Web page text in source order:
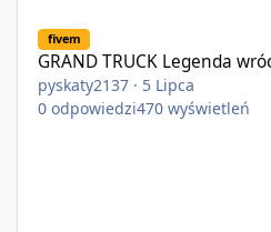
fivem
GRAND TRUCK Legenda
pyskaty2137 · 5 Lipca
0 odpowiedzi470 wyświetleń